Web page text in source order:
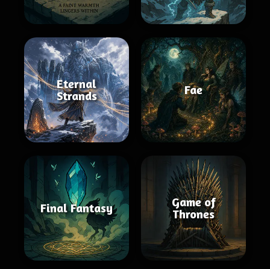
Eternal
Strands
Fae
Final Fantasy
Game of
Thrones